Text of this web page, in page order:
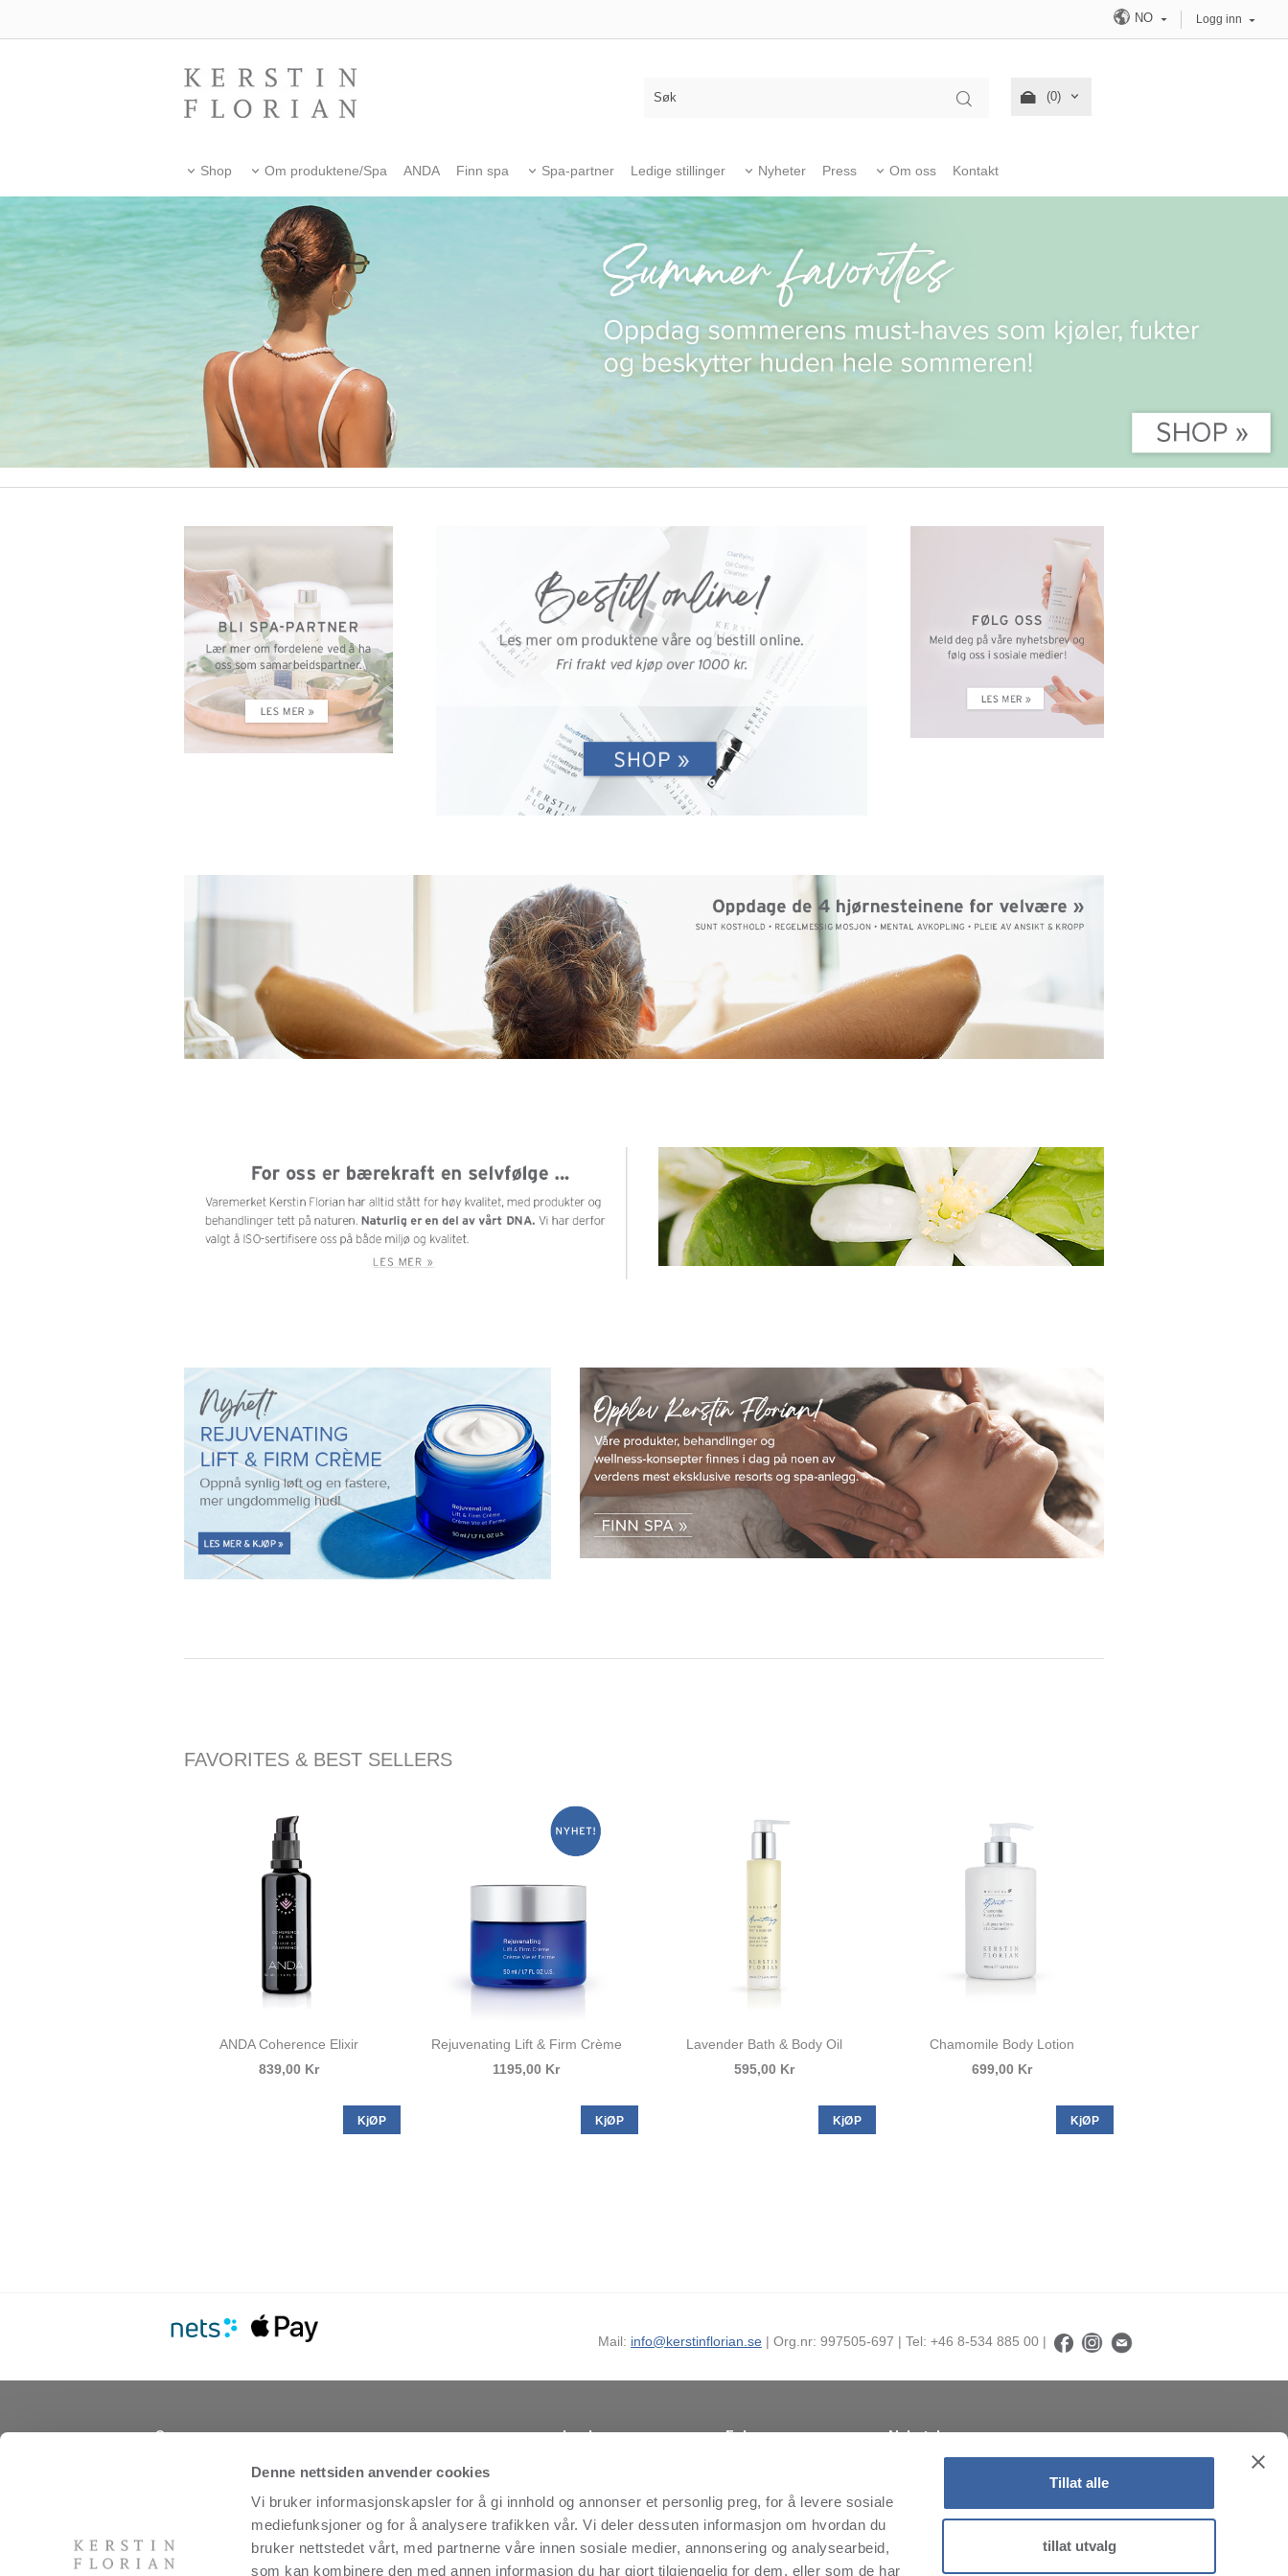
Denne nettsiden anvender cookies
Vi bruker informasjonskapsler for å gi innhold og annonser et personlig preg, for å levere sosiale
mediefunksjoner og for å analysere trafikken vår. Vi deler dessuten informasjon om hvordan du
bruker nettstedet vårt, med partnerne våre innen sosiale medier, annonsering og analysearbeid,
som kan kombinere den med annen informasjon du har gjort tilgjengelig for dem, eller som de har
Tillat alle
tillat utvalg
NO Logg inn
(0)
Shop Om produktene/Spa ANDA Finn spa Spa-partner Ledige stillinger Nyheter Press Om oss Kontakt
FAVORITES & BEST SELLERS
ANDA Coherence Elixir
839,00 Kr
KjØP
Rejuvenating Lift & Firm Crème
1195,00 Kr
KjØP
Lavender Bath & Body Oil
595,00 Kr
KjØP
Chamomile Body Lotion
699,00 Kr
KjØP
Mail: info@kerstinflorian.se | Org.nr: 997505-697 | Tel: +46 8-534 885 00 |
Om os
Vi er produsenter av produkter for kropp og ansikt, skaper
distribusjon. Selskapet ble grunnlagt i USA i 1978 av
svenskfødte Kerstin Florian og er et av de mest
velrenommerte hudpleiemerkene i spaindustrien. Det
bygger på omfattende ekspertise innen naturlige
Lenker
Virksomhetansvar
Kontakt
Personvernpolicy
Følg oss
LinkedIn
Youtube
MyNewsdesk
Nyhetsbrev
Abonner på nyhetsbrevet vårt!